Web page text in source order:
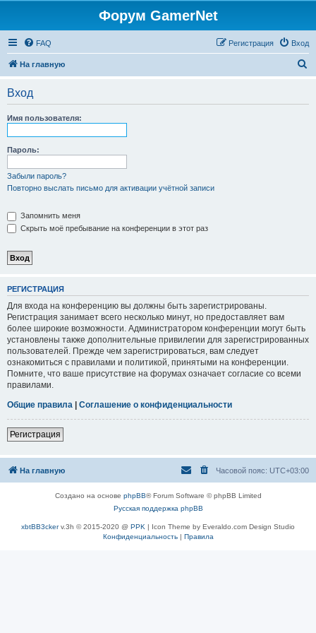
Форум GamerNet
FAQ Вход
Регистрация
На главную
Вход
Имя пользователя:
Пароль:
Забыли пароль?
Повторно выслать письмо для активации учётной записи
Запомнить меня
Скрыть моё пребывание на конференции в этот раз
РЕГИСТРАЦИЯ
Для входа на конференцию вы должны быть зарегистрированы.
Регистрация занимает всего несколько минут, но предоставляет вам
более широкие возможности. Администратором конференции могут быть
установлены также дополнительные привилегии для зарегистрированных
пользователей. Прежде чем зарегистрироваться, вам следует
ознакомиться с правилами и политикой, принятыми на конференции.
Помните, что ваше присутствие на форумах означает согласие со всеми
правилами.
Общие правила | Соглашение о конфиденциальности
Регистрация
На главную Часовой пояс: UTC+03:00
Создано на основе phpBB® Forum Software © phpBB Limited
Русская поддержка phpBB
xbtBB3ckerv.3h © 2015-2020 @ PPK | Icon Theme by Everaldo.com Design Studio
Конфиденциальность| Правила